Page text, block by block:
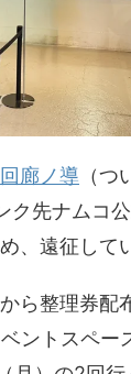
廊ノ導 （
ク先ナムコ
、遠征して
ら整理券配
ントスペー